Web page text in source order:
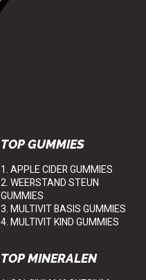
TOP GUMMIES
1. APPLE CIDER GUMMIES
2. WEERSTAND STEUN
GUMMIES
3. MULTIVIT BASIS GUMMIES
4. MULTIVIT KIND GUMMIES
TOP MINERALEN